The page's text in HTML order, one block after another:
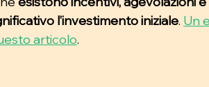
l’investimento iniziale. Un
articolo.